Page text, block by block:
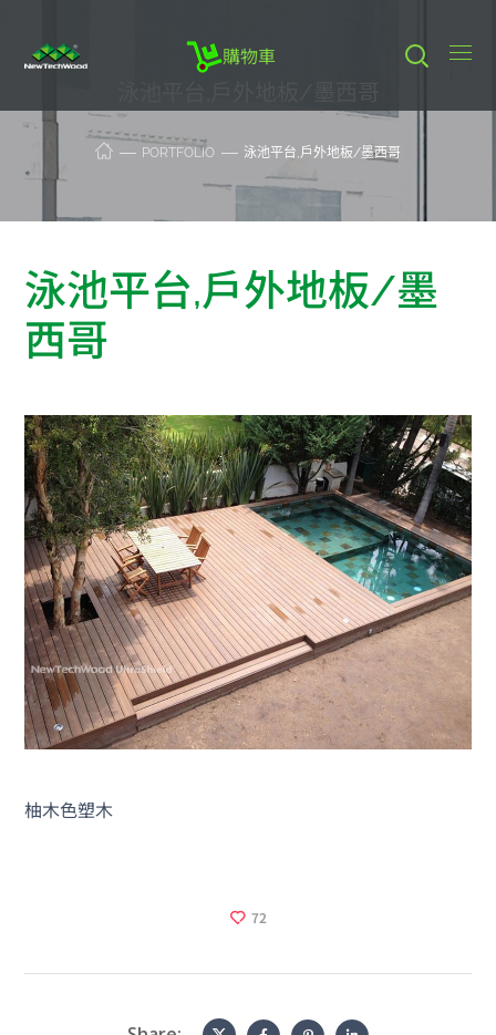
購物車
PORTFOLIO 泳池平台,戶外地板/墨西哥
泳池平台,戶外地板/墨
西哥
柚木色塑木
72